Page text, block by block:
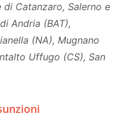
Catanzaro, Salerno e
Andria (BAT),
(NA), Mugnano
Uffugo (CS), San